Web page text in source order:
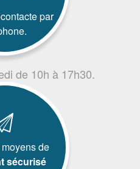
par
de 10h à 17h30.
de
sécurisé